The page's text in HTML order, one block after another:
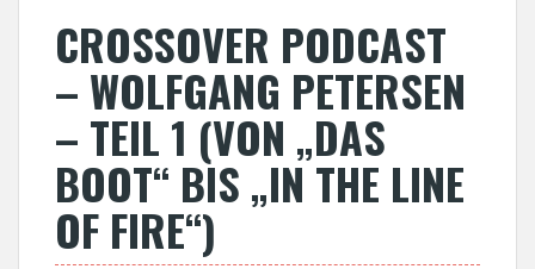
CROSSOVER PODCAST
– WOLFGANG PETERSEN
– TEIL 1 (VON „DAS
BOOT“ BIS „IN THE LINE
OF FIRE“)